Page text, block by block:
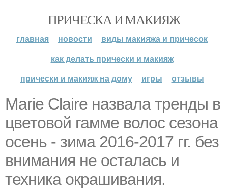
ПРИЧЕСКА И МАКИЯЖ
главная новости
виды макияжа и причесок
как делать прически и макияж
прически и макияж на дому
игры отзывы
Marie Claire назвала тренды в
цветовой гамме волос сезона
осень - зима 2016-2017 гг. без
внимания не осталась и
техника окрашивания.